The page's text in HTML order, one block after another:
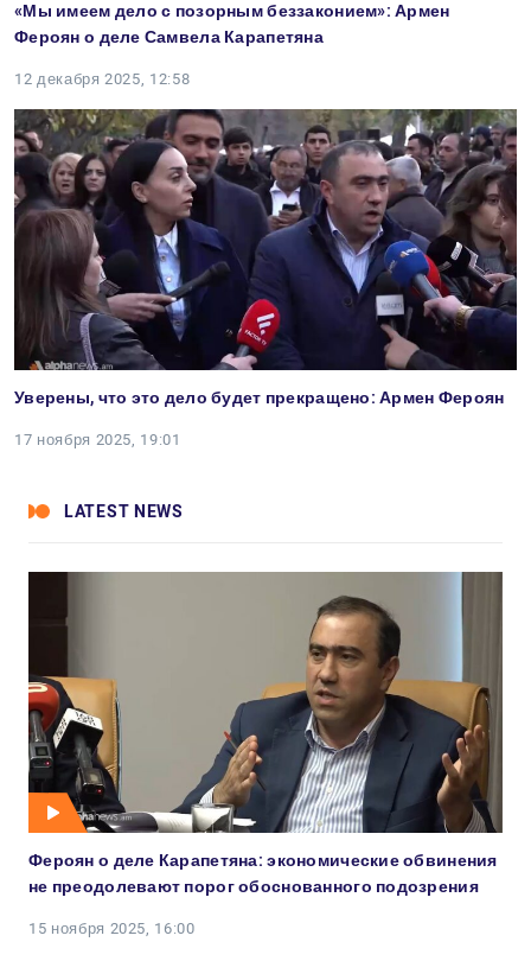
«Мы имеем дело с позорным беззаконием»: Армен
Фероян о деле Самвела Карапетяна
12 декабря 2025, 12:58
Уверены, что это дело будет прекращено: Армен Фероян
17 ноября 2025, 19:01
LATEST NEWS
Фероян о деле Карапетяна: экономические обвинения
не преодолевают порог обоснованного подозрения
15 ноября 2025, 16:00